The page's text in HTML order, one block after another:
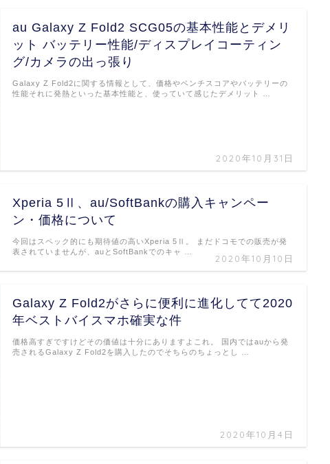
au Galaxy Z Fold2 SCG05の基本性能とデメリ
ット バッテリー性能/ディスプレイコーティン
グ/カメラの出っ張り
2020年10月31日
Galaxy Z Fold2に関する情報として、価格やベンチスコアやバッテリーの
性能それに発熱といった基本性能と、使っていて感じたデメリット …
Xperia 5Ⅱ、au/SoftBankの購入キャンペー
ン・価格について
2020年10月10日
今回はスペック的にも期待値の高いXperia 5Ⅱ。 まだドコモでの販売が発
表されていませんが、auとSoftBankでのキャ …
Galaxy Z Fold2がさらに便利に進化してて2020
年ベストバイスマホ確実な件
2020年10月4日
価格高すぎですけどその価値は十分にありますよこれ。 国内ではauから発
売されるGalaxy Z Fold2を購入したのでそちらのちょっとし …